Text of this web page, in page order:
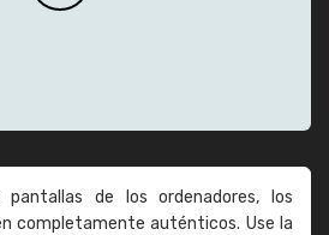
de los ordenadores, los
completamente auténticos. Use la